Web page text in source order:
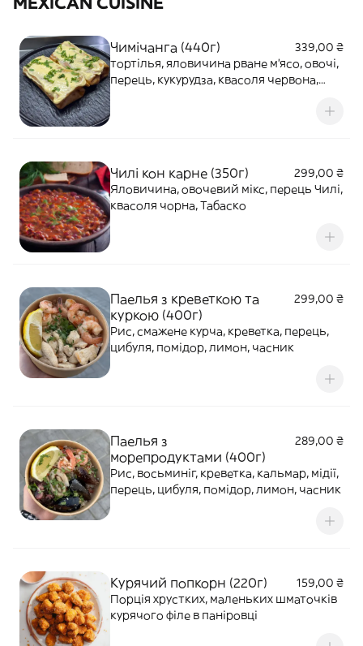
Чимічанга (440г)
339,00 ₴
тортілья, яловичина рване м'ясо, овочі,
перець, кукурудза, квасоля червона,
Чилі кон карне (350г)
299,00 ₴
Яловичина, овочевий мікс, перець Чилі,
квасоля чорна, Табаско
Паелья з креветкою та
куркою (400г)
299,00 ₴
Рис, смажене курча, креветка, перець,
цибуля, помідор, лимон, часник
Паелья з
морепродуктами (400г)
289,00 ₴
Рис, восьминіг, креветка, кальмар, мідії,
перець, цибуля, помідор, лимон, часник
Курячий попкорн (220г)
159,00 ₴
Порція хрустких, маленьких шматочків
курячого філе в паніровці